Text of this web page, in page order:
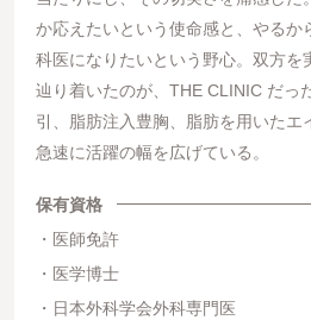
か応えたいという使命感と、やるか
科医になりたいという野心。双方を
辿り着いたのが、THE CLINIC だっ
引、脂肪注入豊胸、脂肪を用いたエ
急速に活躍の幅を広げている。
保有資格
医師免許
医学博士
日本外科学会外科専門医